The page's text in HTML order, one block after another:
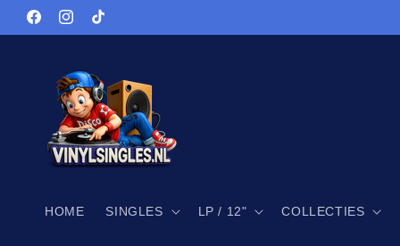
naar de
content
FacebookInstagram
TikTok
HOME SINGLES LP / 12" COLLECTIES